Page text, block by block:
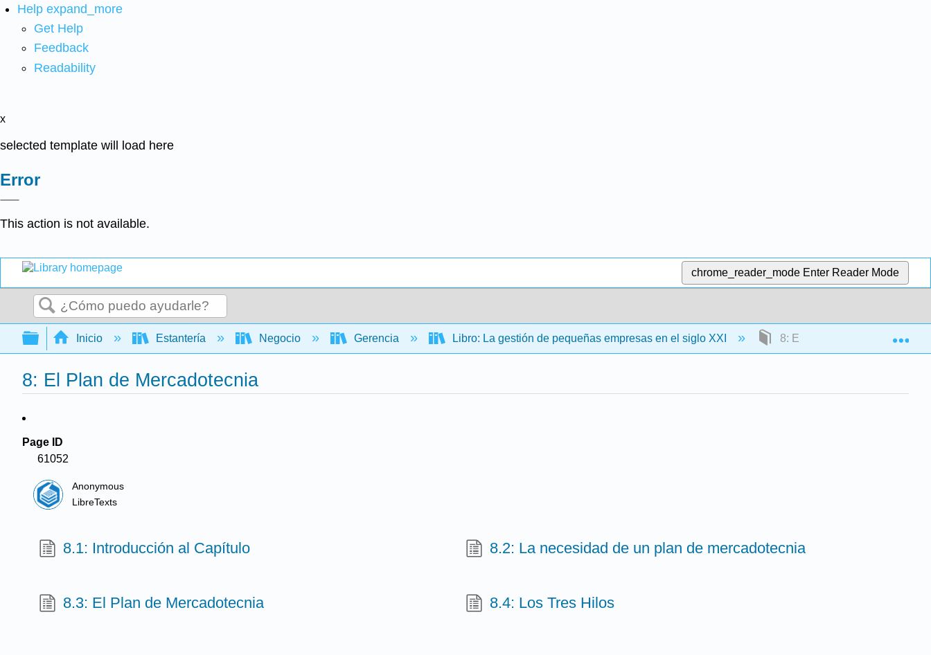
Help expand_more
Get Help
Feedback
Readability
x
selected template will load here
Error
This action is not available.
chrome_reader_mode Enter Reader Mode
Buscar
Expandir/contraer jerarquía global
Inicio Estantería Negocio Gerencia Libro: La gestión de pequeñas empresas en el siglo XXI 8: El Plan de Mercadotecnia
8: El Plan de Mercadotecnia
Page ID
61052
Anonymous
LibreTexts
8.1: Introducción al Capítulo 8.2: La necesidad de un plan de mercadotecnia
8.3: El Plan de Mercadotecnia 8.4: Los Tres Hilos